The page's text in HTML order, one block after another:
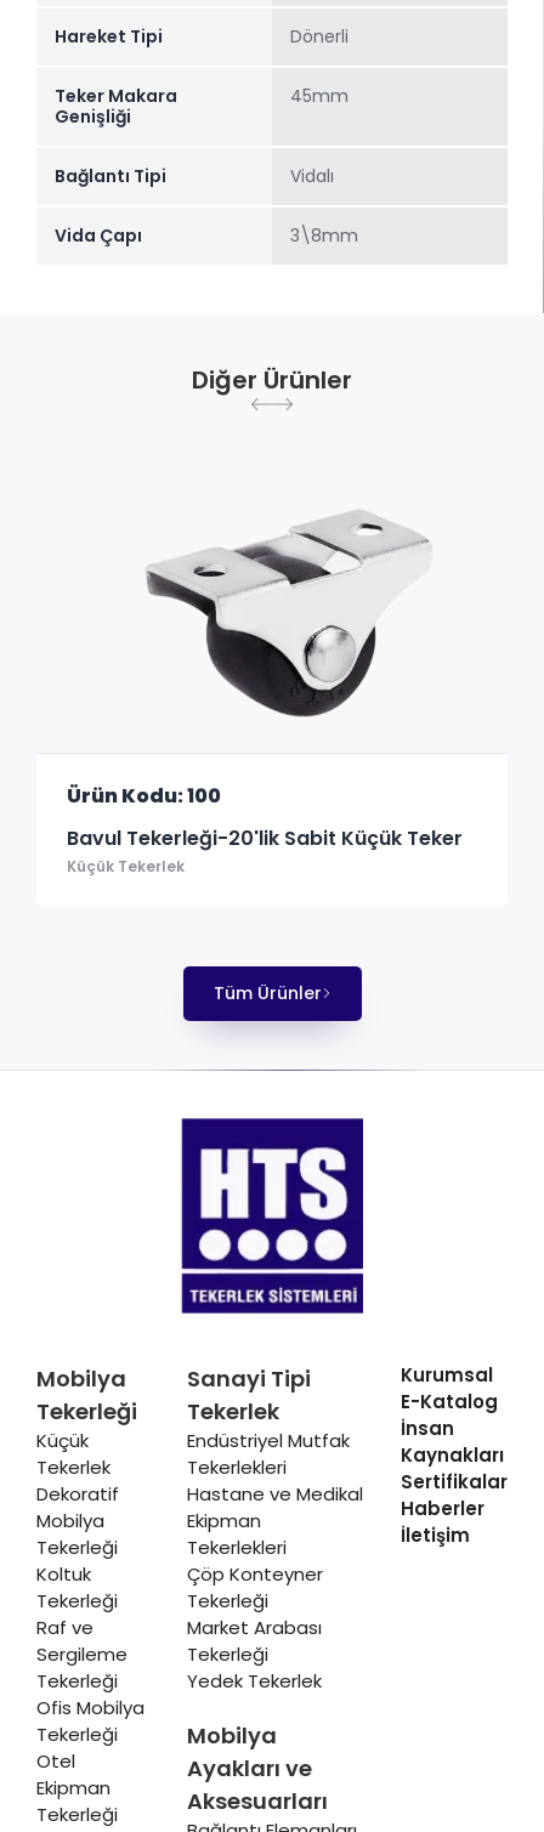
Hareket Tipi Dönerli
Teker Makara
Genişliği
45mm
Bağlantı Tipi Vidalı
Vida Çapı 3\8mm
Diğer Ürünler
Ürün Kodu: 100
Bavul Tekerleği-20'lik Sabit Küçük Teker
Küçük Tekerlek
Tüm Ürünler
Mobilya
Tekerleği
Küçük
Tekerlek
Dekoratif
Mobilya
Tekerleği
Koltuk
Tekerleği
Raf ve
Sergileme
Tekerleği
Ofis Mobilya
Tekerleği
Otel
Ekipman
Tekerleği
Sanayi Tipi
Tekerlek
Endüstriyel Mutfak
Tekerlekleri
Hastane ve Medikal
Ekipman
Tekerlekleri
Çöp Konteyner
Tekerleği
Market Arabası
Tekerleği
Yedek Tekerlek
Mobilya
Ayakları ve
Aksesuarları
Kurumsal
E-Katalog
İnsan
Kaynakları
Sertifikalar
Haberler
İletişim